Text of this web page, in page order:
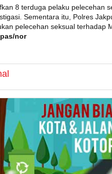
8 terduga pelaku pelecehan
Sementara itu, Polres
pelecehan seksual terhadap
nor